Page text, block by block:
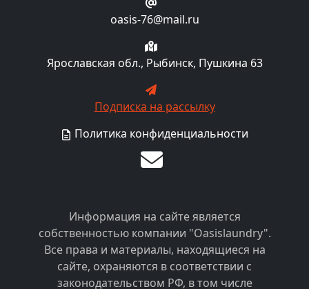
oasis-76@mail.ru
Ярославская обл., Рыбинск, Пушкина 63
Подписка на рассылку
Политика конфиденциальности
Информация на сайте является
собственностью компании "Oasislaundry".
Все права и материалы, находящиеся на
сайте, охраняются в соответствии с
законодательством РФ, в том числе